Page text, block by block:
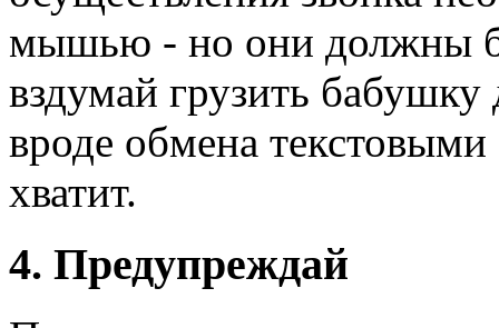
мышью - но они должны
вздумай грузить
вроде обмена
хватит.
4. Предупреждай